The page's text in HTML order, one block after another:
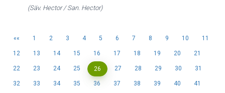
(Säv. Hector / San. Hector)
« 1 2 3 4 5 6 7 8 9 10 11
12 13 14 15 16 17 18 19 20 21
22 23 24 25 26 27 28 29 30 31
32 33 34 35 36 37 38 39 40 41